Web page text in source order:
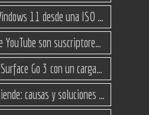
Cómo actualizar a Windows 11 desde una ISO en equipos no compatibles
¿Las promociones de YouTube son suscriptores reales o bots? Esta es la Verdad
¿Se puede cargar la Surface Go 3 con un cargador USB-C de teléfono?
Surface Go 3 no enciende: causas y soluciones paso a paso para que arranque